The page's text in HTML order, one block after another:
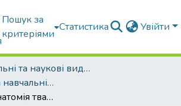
Пошук за
критеріями
Статистика Увійти
Навчальні та наукові видання
Підручники та навчальні посібники
Патологічна анатомія тварин